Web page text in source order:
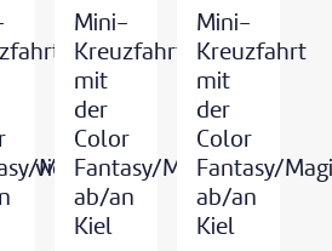
Magic
Mini-
Kreuzfahrt
mit
der
Color
Fantasy/Magic
ab/an
Kiel
Mini-
Kreuzfahrt
mit
der
Color
Fantasy/
ab/an
Kiel